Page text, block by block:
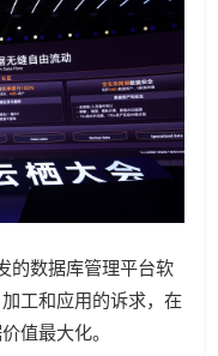
的数据库管理平台软
工和应用的诉求，在
值最大化。